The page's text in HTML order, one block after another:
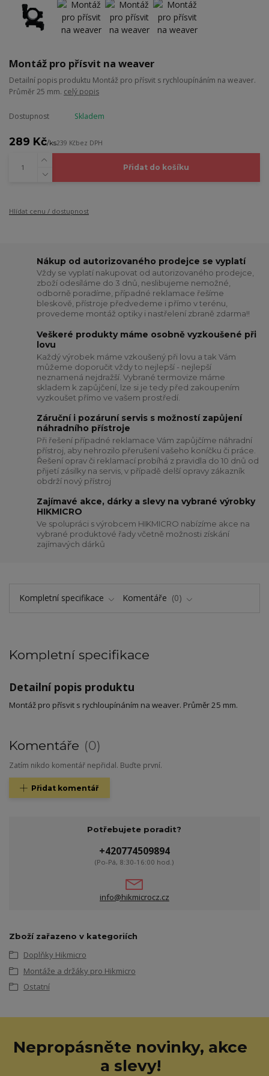
Montáž pro přísvit na weaver
Detailní popis produktu Montáž pro přísvit s rychloupínáním na weaver.
Průměr 25 mm. celý popis
Dostupnost Skladem
289 Kč/ks239 Kčbez DPH
Přidat do košíku
Hlídat cenu / dostupnost
Nákup od autorizovaného prodejce se vyplatí
Vždy se vyplatí nakupovat od autorizovaného prodejce,
zboží odesíláme do 3 dnů, neslibujeme nemožné,
odborně poradíme, případné reklamace řešíme
bleskově, přístroje předvedeme i přímo v terénu,
provedeme montáž optiky i nastřelení zbraně zdarma!!
Veškeré produkty máme osobně vyzkoušené při
lovu
Každý výrobek máme vzkoušený při lovu a tak Vám
můžeme doporučit vždy to nejlepší - nejlepší
neznamená nejdražší. Vybrané termovize máme
skladem k zapůjčení, lze si je tedy před zakoupením
vyzkoušet přímo ve vašem prostředí.
Záruční i pozáruní servis s možností zapůjení
náhradního přístroje
Při řešení případné reklamace Vám zapůjčíme náhradní
přístroj, aby nehrozilo přerušení vašeho koníčku či práce.
Řešení oprav či reklamací probíhá z pravidla do 10 dnů od
přijetí zásilky na servis, v případě delší opravy zákazník
obdrží nový přístroj
Zajímavé akce, dárky a slevy na vybrané výrobky
HIKMICRO
Ve spolupráci s výrobcem HIKMICRO nabízíme akce na
vybrané produktové řady včetně možnosti získání
zajímavých dárků
Kompletní specifikace Komentáře 0
Kompletní specifikace
Detailní popis produktu
Montáž pro přísvit s rychloupínáním na weaver. Průměr 25 mm.
Komentáře 0
Zatím nikdo komentář nepřidal. Buďte první.
Přidat komentář
Potřebujete poradit?
+420774509894
(Po-Pá, 8:30-16:00 hod.)
info@hikmicrocz.cz
Zboží zařazeno v kategoriích
Doplňky Hikmicro
Montáže a držáky pro Hikmicro
Ostatní
Nepropásněte novinky, akce
a slevy!